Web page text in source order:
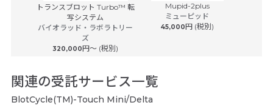
トランスブロット Turbo™ 転
写システム
バイオラッド・ラボラトリー
ズ
320,000円〜 (税別)
Mupid-2plus
ミューピッド
45,000円 (税別)
関連の受託サービス一覧
BlotCycle(TM)-Touch Mini/Delta